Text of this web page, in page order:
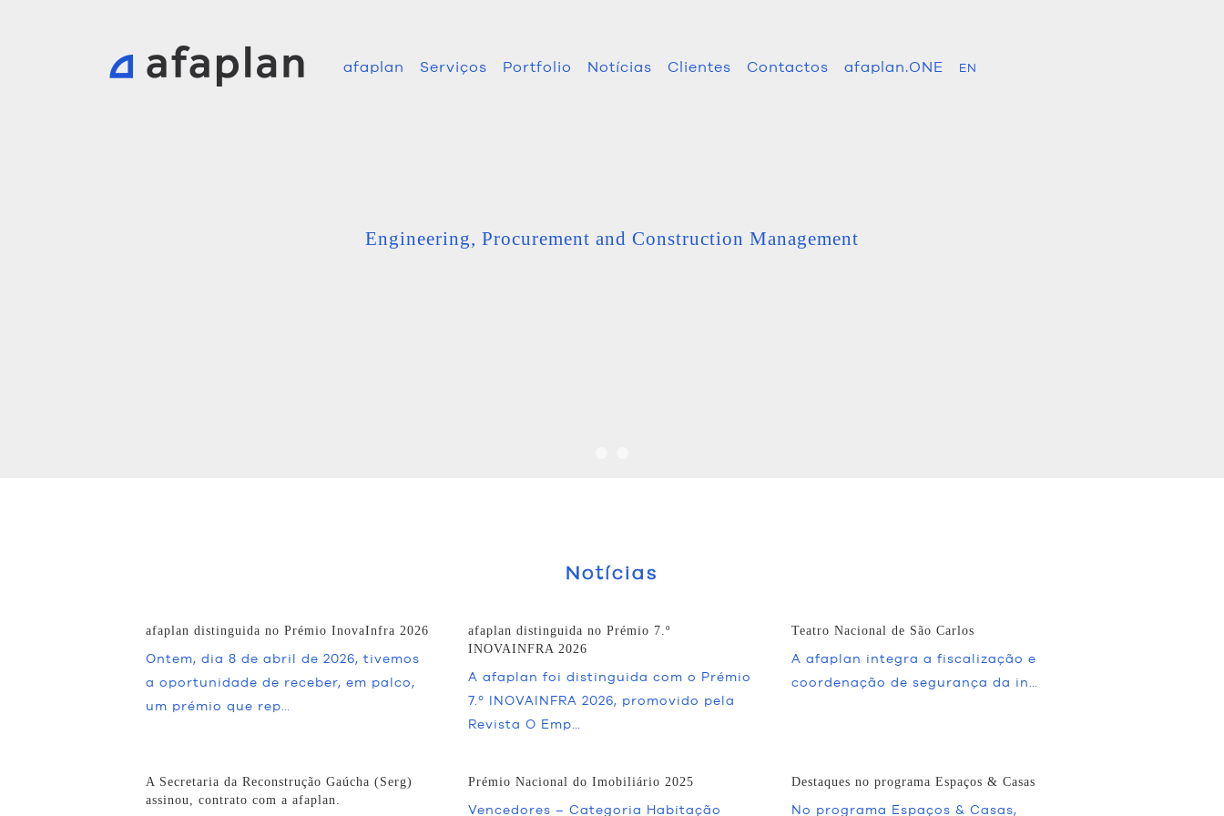
afaplan Serviços Portfolio Notícias Clientes Contactos afaplan.ONE EN
Engineering, Procurement and Construction Management
Notícias
afaplan distinguida no Prémio InovaInfra 2026
Ontem, dia 8 de abril de 2026, tivemos
a oportunidade de receber, em palco,
um prémio que rep…
afaplan distinguida no Prémio 7.º
INOVAINFRA 2026
A afaplan foi distinguida com o Prémio
7.º INOVAINFRA 2026, promovido pela
Revista O Emp…
Teatro Nacional de São Carlos
A afaplan integra a fiscalização e
coordenação de segurança da in…
A Secretaria da Reconstrução Gaúcha (Serg)
assinou, contrato com a afaplan.
Prémio Nacional do Imobiliário 2025
Vencedores – Categoria Habitação
Destaques no programa Espaços & Casas
No programa Espaços & Casas,